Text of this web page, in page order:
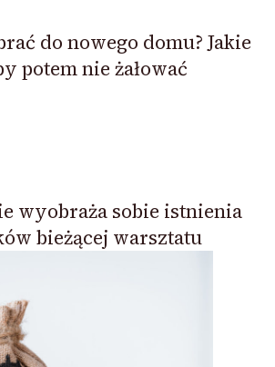
do nowego domu? Jakie
potem nie żałować
wyobraża sobie istnienia
bieżącej warsztatu